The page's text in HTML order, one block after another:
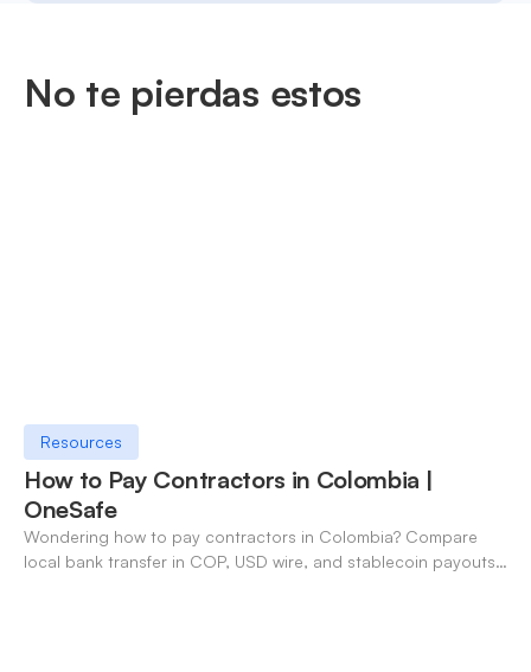
No te pierdas estos
Resources
How to Pay Contractors in Colombia |
OneSafe
Wondering how to pay contractors in Colombia? Compare
local bank transfer in COP, USD wire, and stablecoin payouts.